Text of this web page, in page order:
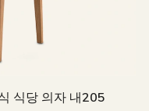
식당 의자 내205